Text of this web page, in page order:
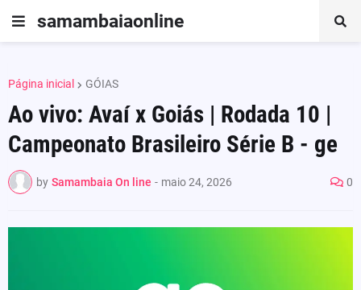
samambaiaonline
Página inicial GÓIAS
Ao vivo: Avaí x Goiás | Rodada 10 |
Campeonato Brasileiro Série B - ge
by Samambaia On line - maio 24, 2026 0